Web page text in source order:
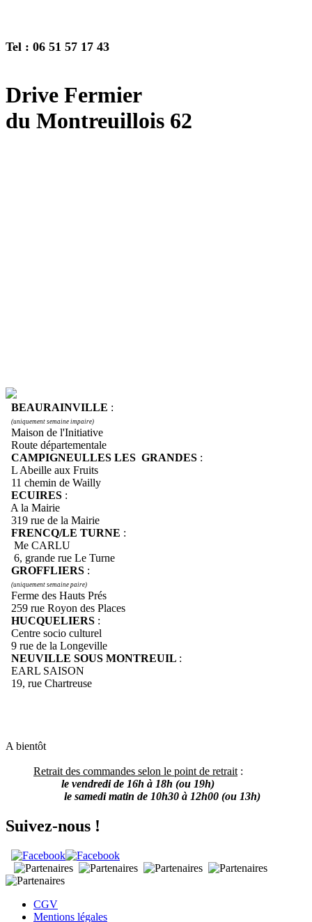
Tel : 06 51 57 17 43
Drive Fermier
du Montreuillois 62
BEAURAINVILLE :
(uniquement semaine impaire)
Maison de l'Initiative
Route départementale
CAMPIGNEULLES LES GRANDES :
L Abeille aux Fruits
11 chemin de Wailly
ECUIRES :
A la Mairie
319 rue de la Mairie
FRENCQ/LE TURNE :
Me CARLU
6, grande rue Le Turne
GROFFLIERS :
(uniquement semaine paire)
Ferme des Hauts Prés
259 rue Royon des Places
HUCQUELIERS :
Centre socio culturel
9 rue de la Longeville
NEUVILLE SOUS MONTREUIL :
EARL SAISON
19, rue Chartreuse
A bientôt
Retrait des commandes selon le point de retrait :
le vendredi de 16h à 18h (ou 19h)
le samedi matin de 10h30 à 12h00 (ou 13h)
Suivez-nous !
CGV
Mentions légales